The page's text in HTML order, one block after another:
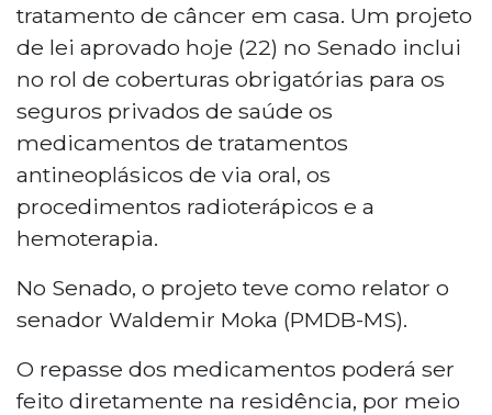
tratamento de câncer em casa. Um projeto
de lei aprovado hoje (22) no Senado inclui
no rol de coberturas obrigatórias para os
seguros privados de saúde os
medicamentos de tratamentos
antineoplásicos de via oral, os
procedimentos radioterápicos e a
hemoterapia.
No Senado, o projeto teve como relator o
senador Waldemir Moka (PMDB-MS).
O repasse dos medicamentos poderá ser
feito diretamente na residência, por meio